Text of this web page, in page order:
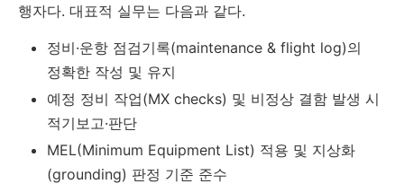
행자다. 대표적 실무는 다음과 같다.
정비·운항 점검기록(maintenance & flight log)의
정확한 작성 및 유지
예정 정비 작업(MX checks) 및 비정상 결함 발생 시
적기보고·판단
MEL(Minimum Equipment List) 적용 및 지상화
(grounding) 판정 기준 준수